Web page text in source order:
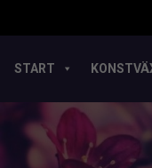
START